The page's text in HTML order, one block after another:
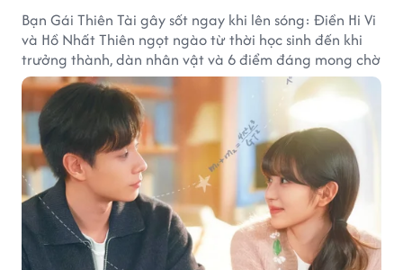
Bạn Gái Thiên Tài gây sốt ngay khi lên sóng: Điền Hi Vi
và Hồ Nhất Thiên ngọt ngào từ thời học sinh đến khi
trưởng thành, dàn nhân vật và 6 điểm đáng mong chờ